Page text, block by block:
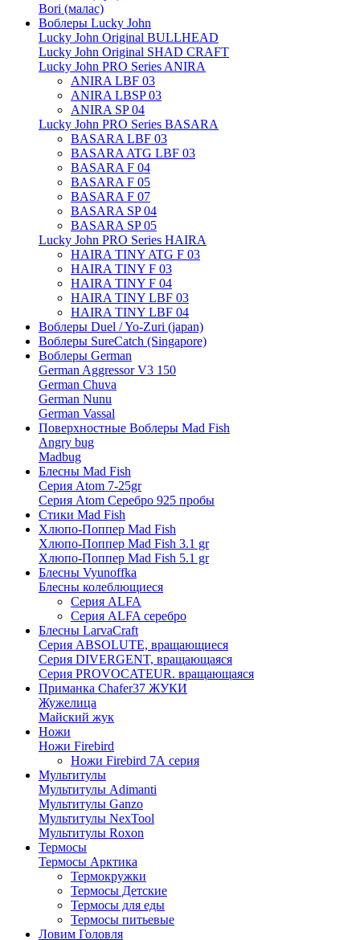
Bori (малас)
Воблеры Lucky John
Lucky John Original BULLHEAD
Lucky John Original SHAD CRAFT
Lucky John PRO Series ANIRA
ANIRA LBF 03
ANIRA LBSP 03
ANIRA SP 04
Lucky John PRO Series BASARA
BASARA LBF 03
BASARA ATG LBF 03
BASARA F 04
BASARA F 05
BASARA F 07
BASARA SP 04
BASARA SP 05
Lucky John PRO Series HAIRA
HAIRA TINY ATG F 03
HAIRA TINY F 03
HAIRA TINY F 04
HAIRA TINY LBF 03
HAIRA TINY LBF 04
Воблеры Duel / Yo-Zuri (japan)
Воблеры SureCatch (Singapore)
Воблеры German
German Aggressor V3 150
German Chuva
German Nunu
German Vassal
Поверхностные Воблеры Mad Fish
Angry bug
Madbug
Блесны Mad Fish
Серия Atom 7-25gr
Серия Atom Серебро 925 пробы
Стики Mad Fish
Хлюпо-Поппер Mad Fish
Хлюпо-Поппер Mad Fish 3.1 gr
Хлюпо-Поппер Mad Fish 5.1 gr
Блесны Vyunoffka
Блесны колеблющиеся
Серия ALFA
Серия ALFA серебро
Блесны LarvaCraft
Серия ABSOLUTE, вращающиеся
Серия DIVERGENT, вращающаяся
Серия PROVOCATEUR. вращающаяся
Приманка Chafer37 ЖУКИ
Жужелица
Майский жук
Ножи
Ножи Firebird
Ножи Firebird 7А серия
Мультитулы
Мультитулы Adimanti
Мультитулы Ganzo
Мультитулы NexTool
Мультитулы Roxon
Термосы
Термосы Арктика
Термокружки
Термосы Детские
Термосы для еды
Термосы питьевые
Ловим Головля